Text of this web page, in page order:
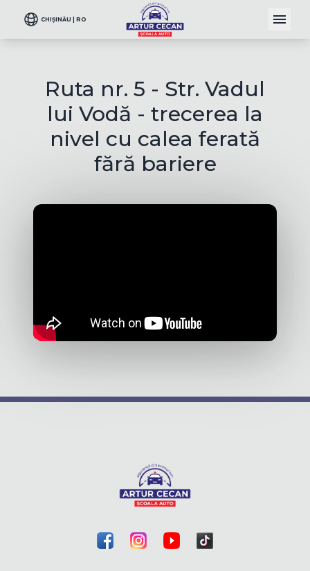
CHIȘINĂU | RO
Ruta nr. 5 - Str. Vadul
lui Vodă - trecerea la
nivel cu calea ferată
fără bariere